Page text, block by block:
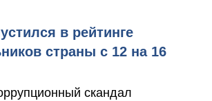
в рейтинге
страны с 12 на 16
скандал